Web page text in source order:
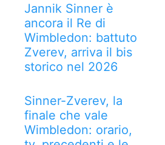
Jannik Sinner è
ancora il Re di
Wimbledon: battuto
Zverev, arriva il bis
storico nel 2026
Sinner-Zverev, la
finale che vale
Wimbledon: orario,